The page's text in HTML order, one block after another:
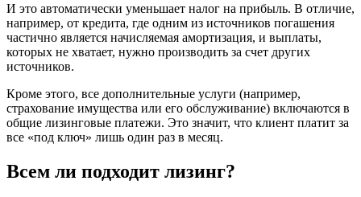
И это автоматически уменьшает налог на прибыль. В отличие,
например, от кредита, где одним из источников погашения
частично является начисляемая амортизация, и выплаты,
которых не хватает, нужно производить за счет других
источников.
Кроме этого, все дополнительные услуги (например,
страхование имущества или его обслуживание) включаются в
общие лизинговые платежи. Это значит, что клиент платит за
все «под ключ» лишь один раз в месяц.
Всем ли подходит лизинг?